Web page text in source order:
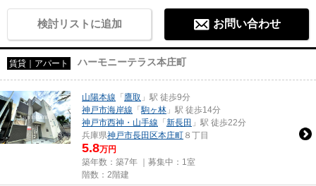
検討リストに追加 お問い合わせ
賃貸｜アパート ハーモニーテラス本庄町
山陽本線 「 鷹取 」駅 徒歩9分
神戸市海岸線 「駒ヶ林 」駅 徒歩14分
神戸市西神・山手線 「 新長田 」駅 徒歩22分
兵庫県神戸市長田区本庄町 ８丁目
5.8万円
築年数：築7年 ｜募集中： 1室
階数：2階建